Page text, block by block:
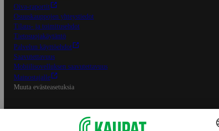
Oiva-raportit
Osuuskauppojen yhteystiedot
Tilaus- ja toimitusehdot
Tietosuojakäytäntö
Palvelun käyttöehdot
Saavutettavuus
Mobiilisovelluksen saavutettavuus
Mainostajalle
Muuta evästeasetuksia
S-ryhmän palvelut